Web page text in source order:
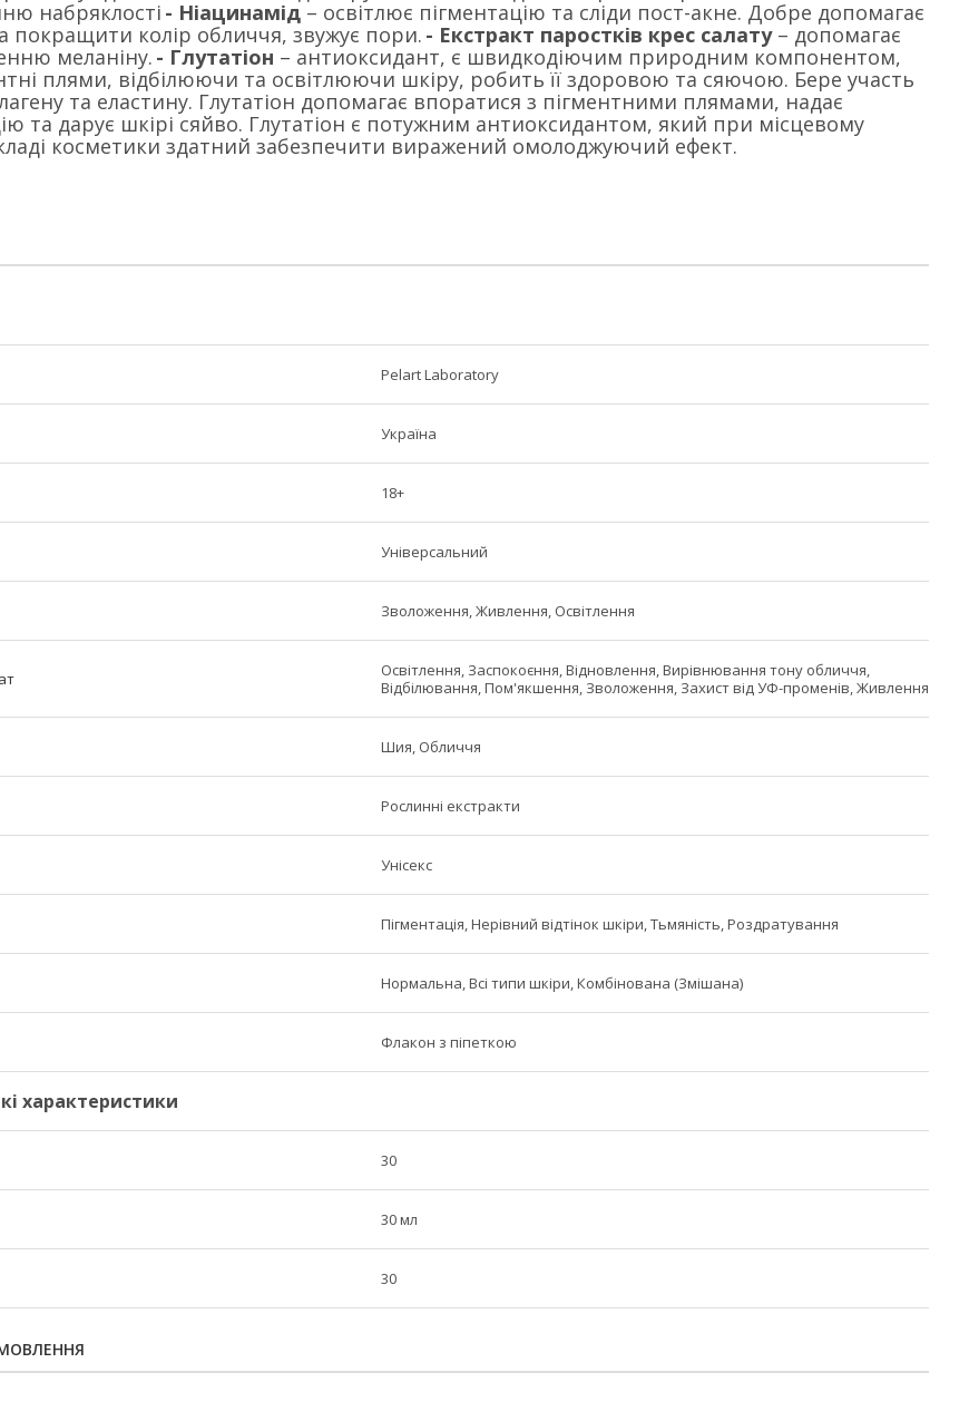
набряклості - Ніацинамід – освітлює пігментацію та сліди пост-акне. Добре допомагає
покращити колір обличчя, звужує пори. - Екстракт паростків крес салату– допомагає
меланіну. - Глутатіон – антиоксидант, є швидкодіючим природним компонентом,
плями, відбілюючи та освітлюючи шкіру, робить її здоровою та сяючою. Бере участь
та еластину. Глутатіон допомагає впоратися з пігментними плямами, надає
та дарує шкірі сяйво. Глутатіон є потужним антиоксидантом, який при місцевому
косметики здатний забезпечити виражений омолоджуючий ефект.
Pelart Laboratory
Україна
18+
Універсальний
Зволоження, Живлення, Освітлення
Освітлення, Заспокоєння, Відновлення, Вирівнювання тону обличчя,
Відбілювання, Пом'якшення, Зволоження, Захист від УФ-променів, Живлення
Шия, Обличчя
Рослинні екстракти
Унісекс
Пігментація, Нерівний відтінок шкіри, Тьмяність, Роздратування
Нормальна, Всі типи шкіри, Комбінована (Змішана)
Флакон з піпеткою
характеристики
30
30 мл
30